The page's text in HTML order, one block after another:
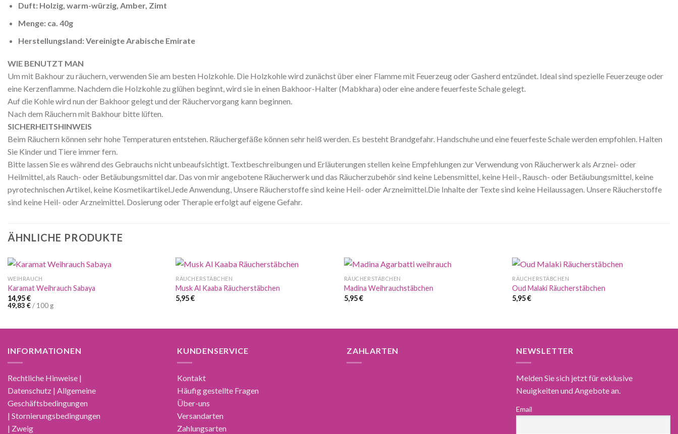
Duft: Holzig, warm-würzig, Amber, Zimt
Menge: ca. 40g
Herstellungsland: Vereinigte Arabische Emirate
WIE BENUTZT MAN
Um mit Bakhour zu räuchern, verwenden Sie am besten Holzkohle. Die Holzkohle wird zunächst über einer Flamme mit Feuerzeug oder Gasherd entzündet. Ideal sind spezielle Feuerzeuge oder
eine Kerzenflamme. Nachdem die Holzkohle zu glühen beginnt, wird sie in einen Bakhoor-Halter (Mabkhara) oder eine andere feuerfeste Schale gelegt.
Auf die Kohle wird nun der Bakhoor gelegt und der Räuchervorgang kann beginnen.
Nach dem Räuchern mit Bakhour bitte lüften.
SICHERHEITSHINWEIS
Beim Räuchern können sehr hohe Temperaturen entstehen. Räuchergefäße können sehr heiß werden. Es besteht Brandgefahr. Handschuhe und eine feuerfeste Schale werden empfohlen. Halten
Sie Kinder und Tiere immer fern.
Bitte lassen Sie es während des Gebrauchs nicht unbeaufsichtigt. Textbeschreibungen und Erläuterungen stellen keine Empfehlungen zur Verwendung von Räucherwerk als Arznei- oder
Heilmittel, als Rauch- oder Betäubungsmittel dar. Das von mir angebotene Räucherwerk und das Räucherzubehör sind keine Lebensmittel, keine Heil-, Rausch- oder Betäubungsmittel, keine
pyrotechnischen Artikel, keine Kosmetikartikel.Jede Anwendung, Unsere Räucherstoffe sind keine Heil- oder Arzneimittel.Die Inhalte der Texte sind keine Heilaussagen. Unsere Räucherstoffe
sind keine Heil- oder Arzneimittel. Dosierung oder Therapie erfolgt auf eigene Gefahr.
ÄHNLICHE PRODUKTE
WEIHRAUCH
Karamat Weihrauch Sabaya
14,95€
49,83 €/ 100 g
RÄUCHERSTÄBCHEN
Musk Al Kaaba Räucherstäbchen
5,95€
RÄUCHERSTÄBCHEN
Madina Weihrauchstäbchen
5,95€
RÄUCHERSTÄBCHEN
Oud Malaki Räucherstäbchen
5,95€
INFORMATIONEN
Rechtliche Hinweise |
Datenschutz | Allgemeine
Geschäftsbedingungen
| Stornierungsbedingungen
| Zweig
KUNDENSERVICE
Kontakt
Häufig gestellte Fragen
Über-uns
Versandarten
Zahlungsarten
ZAHLARTEN NEWSLETTER
Melden Sie sich jetzt für exklusive
Neuigkeiten und Angebote an.
Email